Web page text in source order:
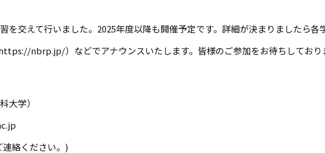
を交えて行いました。2025年度以降も開催予定です。詳細が決まりましたら
nbrp.jp/）などでアナウンスいたします。皆様のご参加をお待ちしており
大学）
絡ください。)